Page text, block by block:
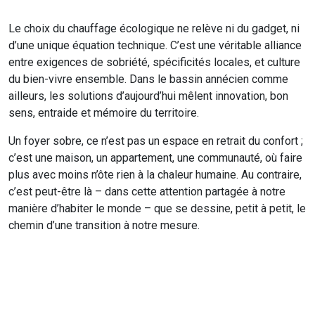
Le choix du chauffage écologique ne relève ni du gadget, ni
d’une unique équation technique. C’est une véritable alliance
entre exigences de sobriété, spécificités locales, et culture
du bien-vivre ensemble. Dans le bassin annécien comme
ailleurs, les solutions d’aujourd’hui mêlent innovation, bon
sens, entraide et mémoire du territoire.
Un foyer sobre, ce n’est pas un espace en retrait du confort ;
c’est une maison, un appartement, une communauté, où faire
plus avec moins n’ôte rien à la chaleur humaine. Au contraire,
c’est peut-être là – dans cette attention partagée à notre
manière d’habiter le monde – que se dessine, petit à petit, le
chemin d’une transition à notre mesure.